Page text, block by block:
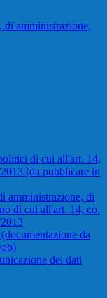
amministrazione,
di cui all'art. 14,
(da pubblicare in
amministrazione, di
di cui all'art. 14, co.
da
dei dati